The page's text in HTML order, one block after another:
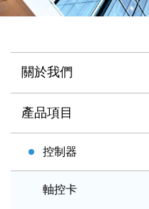
關於我們
產品項目
控制器
軸控卡